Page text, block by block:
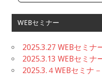
WEBセミナー
2025.3.27 WEBセミナ
2025.3.13 WEBセミナ
2025.3.４WEBセミナ－